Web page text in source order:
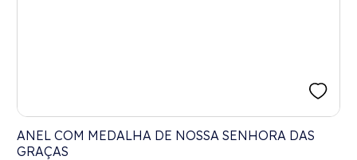
ANEL COM MEDALHA DE NOSSA SENHORA DAS
GRAÇAS